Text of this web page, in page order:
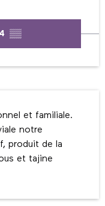
▒▒
et familiale.
notre
produit de la
et tajine